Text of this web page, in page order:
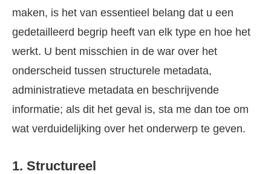
maken, is het van essentieel belang dat u een
gedetailleerd begrip heeft van elk type en hoe het
werkt. U bent misschien in de war over het
onderscheid tussen structurele metadata,
administratieve metadata en beschrijvende
informatie; als dit het geval is, sta me dan toe om
wat verduidelijking over het onderwerp te geven.
1. Structureel